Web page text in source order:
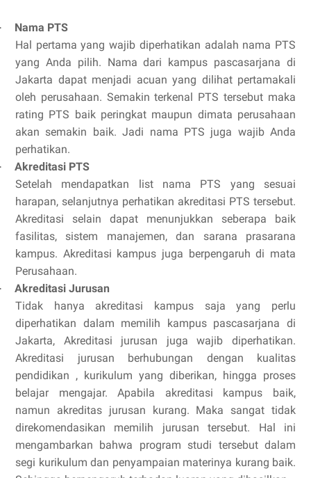
Nama PTS
Hal pertama yang wajib diperhatikan adalah nama PTS
yang Anda pilih. Nama dari kampus pascasarjana di
Jakarta dapat menjadi acuan yang dilihat pertamakali
oleh perusahaan. Semakin terkenal PTS tersebut maka
rating PTS baik peringkat maupun dimata perusahaan
akan semakin baik. Jadi nama PTS juga wajib Anda
perhatikan.
Akreditasi PTS
Setelah mendapatkan list nama PTS yang sesuai
harapan, selanjutnya perhatikan akreditasi PTS tersebut.
Akreditasi selain dapat menunjukkan seberapa baik
fasilitas, sistem manajemen, dan sarana prasarana
kampus. Akreditasi kampus juga berpengaruh di mata
Perusahaan.
Akreditasi Jurusan
Tidak hanya akreditasi kampus saja yang perlu
diperhatikan dalam memilih kampus pascasarjana di
Jakarta, Akreditasi jurusan juga wajib diperhatikan.
Akreditasi jurusan berhubungan dengan kualitas
pendidikan , kurikulum yang diberikan, hingga proses
belajar mengajar. Apabila akreditasi kampus baik,
namun akreditas jurusan kurang. Maka sangat tidak
direkomendasikan memilih jurusan tersebut. Hal ini
mengambarkan bahwa program studi tersebut dalam
segi kurikulum dan penyampaian materinya kurang baik.